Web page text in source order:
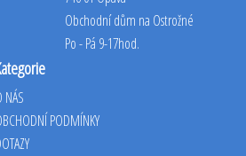
Obchodní dům na Ostrožné
Po - Pá 9-17hod.
NÁS
PODMÍNKY